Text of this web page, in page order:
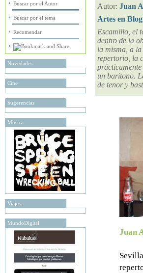
Buscar por el Autor
Buscar por el tema
Recomendar
Novedades
Cine
Sugerencias
Música
Viajes
MundoDigital
Autor: Juan
Artes en
Escamillo, el
dentro de la
la misma, a
repertorio, la
un barítono.
de tenor y
Juan